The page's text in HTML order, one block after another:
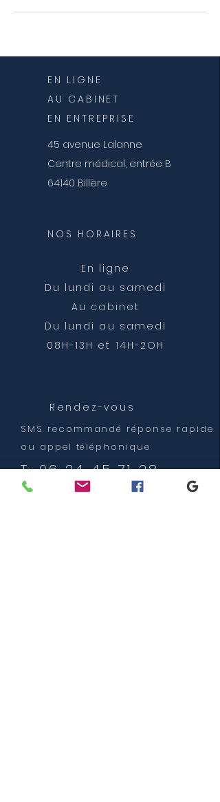
EN LIGNE
AU CABINET
EN ENTREPRISE
45 avenue Lalanne
Centre médical, entrée B
64140 Billère
NOS HORAIRES
En ligne
Du lundi au samedi
Au cabinet
Du lundi au samedi
08H-13H et 14H-2OH
Rendez-vous
SMS recommandé réponse rapide
ou appel téléphonique
T:06 24 45 71 28